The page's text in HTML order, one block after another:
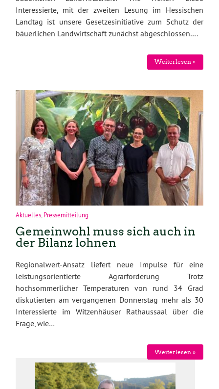
Interessierte, mit der zweiten Lesung im Hessischen
Landtag ist unsere Gesetzesinitiative zum Schutz der
bäuerlichen Landwirtschaft zunächst abgeschlossen….
Weiterlesen »
Aktuelles, Pressemitteilung
Gemeinwohl muss sich auch in
der Bilanz lohnen
Regionalwert-Ansatz liefert neue Impulse für eine
leistungsorientierte Agrarförderung Trotz
hochsommerlicher Temperaturen von rund 34 Grad
diskutierten am vergangenen Donnerstag mehr als 30
Interessierte im Witzenhäuser Rathaussaal über die
Frage, wie…
Weiterlesen »